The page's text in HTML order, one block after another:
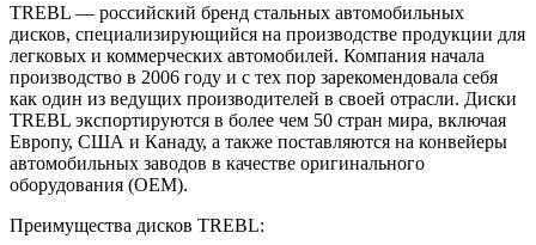
TREBL — российский бренд стальных автомобильных
дисков, специализирующийся на производстве продукции для
легковых и коммерческих автомобилей. Компания начала
производство в 2006 году и с тех пор зарекомендовала себя
как один из ведущих производителей в своей отрасли. Диски
TREBL экспортируются в более чем 50 стран мира, включая
Европу, США и Канаду, а также поставляются на конвейеры
автомобильных заводов в качестве оригинального
оборудования (OEM).
Преимущества дисков TREBL: